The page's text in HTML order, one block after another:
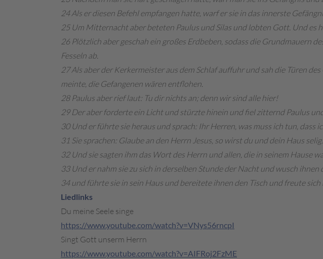
24 Als er diesen Befehl empfangen hatte, warf er sie in das innerste
25 Um Mitternacht aber beteten Paulus und Silas und lobten Gott. Und es
26 Plötzlich aber geschah ein großes Erdbeben, sodass die Grundmauern
Fesseln ab.
27 Als aber der Kerkermeister aus dem Schlaf auffuhr und sah die Türen
meinte, die Gefangenen wären entflohen.
28 Paulus aber rief laut: Tu dir nichts an; denn wir sind alle hier!
29 Der aber forderte ein Licht und stürzte hinein und fiel zitternd Paulus
30 Und er führte sie heraus und sprach: Ihr Herren, was muss ich tun, dass
31 Sie sprachen: Glaube an den Herrn Jesus, so wirst du und dein Haus
32 Und sie sagten ihm das Wort des Herrn und allen, die in seinem Hause
33 Und er nahm sie zu sich in derselben Stunde der Nacht und wusch
34 und führte sie in sein Haus und bereitete ihnen den Tisch und freute
Liedlinks
Du meine Seele singe
https://www.youtube.com/watch?v=VNys56rncpI
Singt Gott unserm Herrn
https://www.youtube.com/watch?v=AIFRoj2FzME